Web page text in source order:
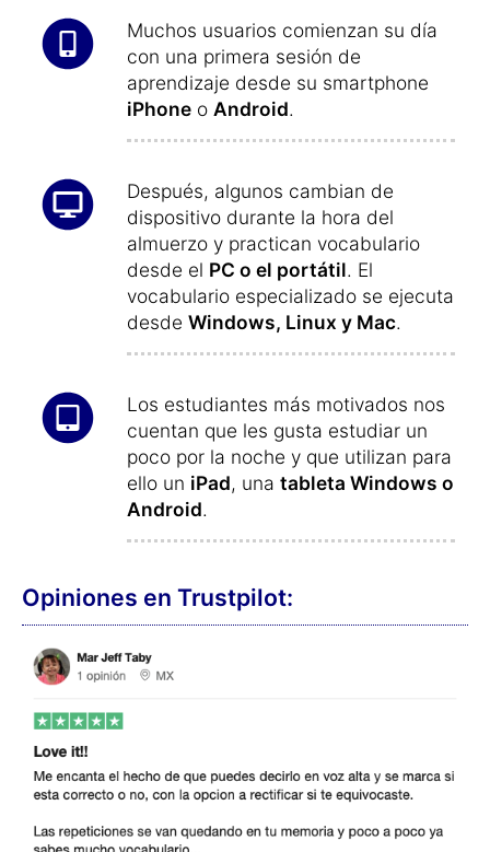
Muchos usuarios comienzan su día
con una primera sesión de
aprendizaje desde su smartphone
iPhone o Android.
Después, algunos cambian de
dispositivo durante la hora del
almuerzo y practican vocabulario
desde el PC o el portátil. El
vocabulario especializado se ejecuta
desde Windows, Linux y Mac.
Los estudiantes más motivados nos
cuentan que les gusta estudiar un
poco por la noche y que utilizan para
ello un iPad, una tableta Windows o
Android.
Opiniones en Trustpilot: